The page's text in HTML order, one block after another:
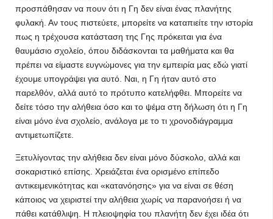
προσπάθησαν να πουν ότι η Γη δεν είναι ένας πλανήτης
φυλακή. Αν τους πιστεύετε, μπορείτε να καταπιείτε την ιστορία
πως η τρέχουσα κατάσταση της Γης πρόκειται για ένα
θαυμάσιο σχολείο, όπου διδάσκονται τα μαθήματα και θα
πρέπει να είμαστε ευγνώμονες για την εμπειρία μας εδώ γιατί
έχουμε υπογράψει για αυτό. Ναι, η Γη ήταν αυτό στο
παρελθόν, αλλά αυτό το πρότυπο κατελήφθει. Μπορείτε να
δείτε τόσο την αλήθεια όσο και το ψέμα στη δήλωση ότι η Γη
είναι μόνο ένα σχολείο, ανάλογα με το τι χρονοδιάγραμμα
αντιμετωπίζετε.
Ξετυλίγοντας την αλήθεια δεν είναι μόνο δύσκολο, αλλά και
σοκαριστικό επίσης. Χρειάζεται ένα ορισμένο επίπεδο
αντικειμενικότητας και «κατανόησης» για να είναι σε θέση
κάποιος να χειριστεί την αλήθεια χωρίς να παρανοήσει ή να
πάθει κατάθλιψη. Η πλειοψηφία του πλανήτη δεν έχει ιδέα ότι